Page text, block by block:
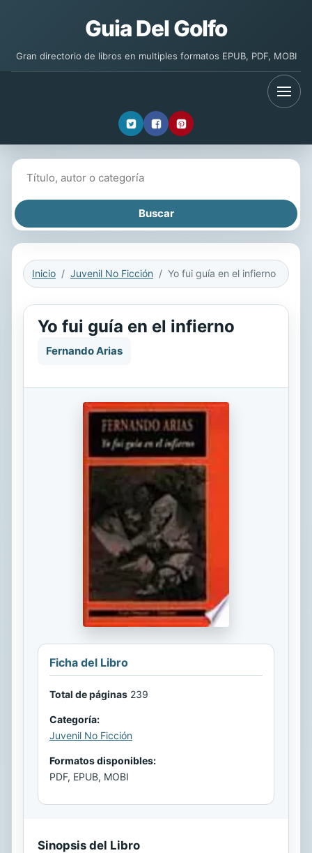
Guia Del Golfo
Gran directorio de libros en multiples formatos EPUB, PDF, MOBI
Inicio Juvenil No Ficción Yo fui guía en el infierno
Yo fui guía en el infierno
Fernando Arias
Ficha del Libro
Total de páginas 239
Categoría:
Juvenil No Ficción
Formatos disponibles:
PDF, EPUB, MOBI
Sinopsis del Libro